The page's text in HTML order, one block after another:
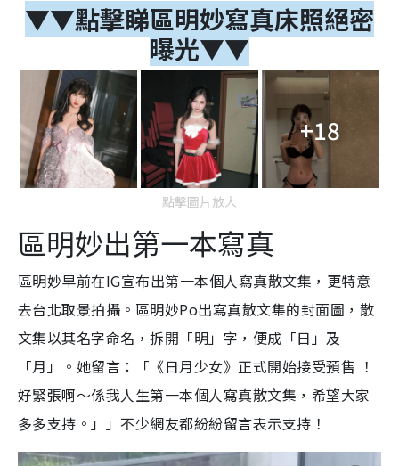
▼▼點擊睇區明妙寫真床照絕密
曝光▼▼
+18
點擊圖片放大
區明妙出第一本寫真
區明妙早前在IG宣布出第一本個人寫真散文集，更特意
去台北取景拍攝。區明妙Po出寫真散文集的封面圖，散
文集以其名字命名，拆開「明」字，便成「日」及
「月」。她留言：「《日月少女》正式開始接受預售 ！
好緊張啊～係我人生第一本個人寫真散文集，希望大家
多多支持。」」不少網友都紛紛留言表示支持！